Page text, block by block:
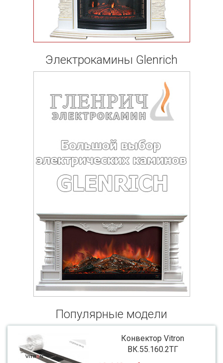
Электрокамины Glenrich
Популярные модели
Конвектор Vitron
ВК.55.160.2ТГ